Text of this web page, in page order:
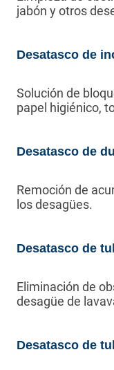
jabón y otros
Desatasco de
Solución de
papel higiénico,
Desatasco de
Remoción de
los desagües.
Desatasco de
Eliminación de
desagüe de
Desatasco de